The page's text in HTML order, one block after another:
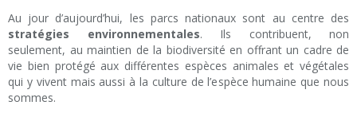
Au jour d’aujourd’hui, les parcs nationaux sont au centre des
stratégies environnementales. Ils contribuent, non
seulement, au maintien de la biodiversité en offrant un cadre de
vie bien protégé aux différentes espèces animales et végétales
qui y vivent mais aussi à la culture de l’espèce humaine que nous
sommes.